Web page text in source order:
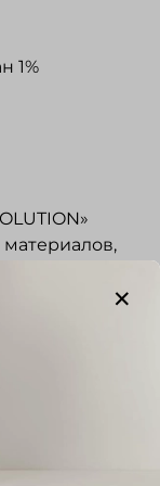
1%
с изысканным
застежка на
задних